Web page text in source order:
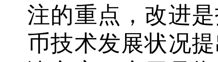
注的重点，改进
币技术发展状况